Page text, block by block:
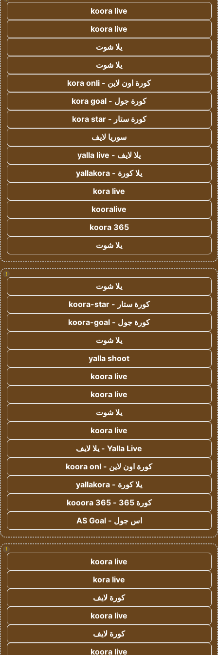
koora live
koora live
يلا شوت
يلا شوت
كورة اون لاين - kora onli
كورة جول - kora goal
كورة ستار - kora star
سوريا لايف
يلا لايف - yalla live
يلا كورة - yallakora
kora live
kooralive
koora 365
يلا شوت
!
يلا شوت
كورة ستار - koora-star
كورة جول - koora-goal
يلا شوت
yalla shoot
koora live
koora live
يلا شوت
koora live
Yalla Live - يلا لايف
كورة اون لاين - koora onl
يلا كورة - yallakora
كورة 365 - kooora 365
اس جول - AS Goal
!
koora live
kora live
كورة لايف
koora live
كورة لايف
koora live